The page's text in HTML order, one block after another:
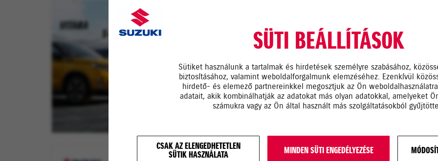
SÜTI BEÁLLÍTÁSOK
Sütiket használunk a tartalmak és hirdetések személyre szabásához,
biztosításához, valamint weboldalforgalmunk elemzéséhez. Ezenkívül
hirdető- és elemező partnereinkkel megosztjuk az Ön
adatait, akik kombinálhatják az adatokat más olyan adatokkal, amelyeket
számukra vagy az Ön által használt más szolgáltatásokból
CSAK AZ ELENGEDHETETLEN
SÜTIK HASZNÁLATA
MINDEN SÜTI ENGEDÉLYEZÉSE
AKTUÁLIS AJÁNLATOK
Találja meg tökéletes útitársát és